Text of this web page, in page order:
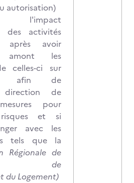
autorisation)
des activités
après avoir
les
celles-ci sur
afin de
de
pour
et si
avec les
tels que la
Régionale de
de
du Logement)